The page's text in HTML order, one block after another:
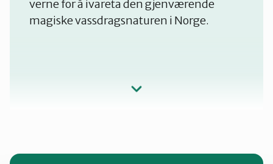
verne for å ivareta den gjenværende
magiske vassdragsnaturen i Norge.